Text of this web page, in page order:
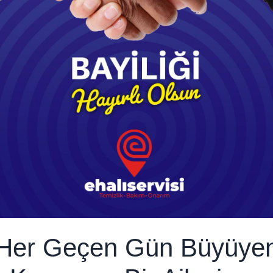
Geçen Gün